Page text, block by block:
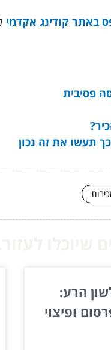
באתר קודינג אקדמי
פסיבית
תעשו את זה נכון
הרע:
ופיצוי